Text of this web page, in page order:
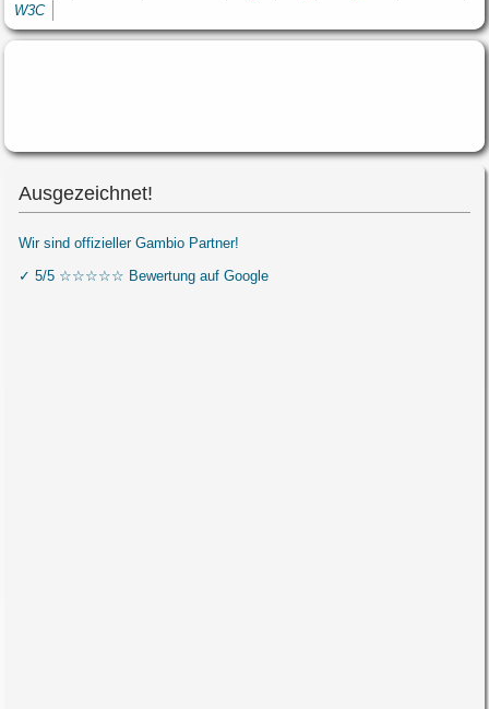
W3C
Ausgezeichnet!
Wir sind offizieller Gambio Partner!
✓ 5/5 ☆☆☆☆☆ Bewertung auf Google